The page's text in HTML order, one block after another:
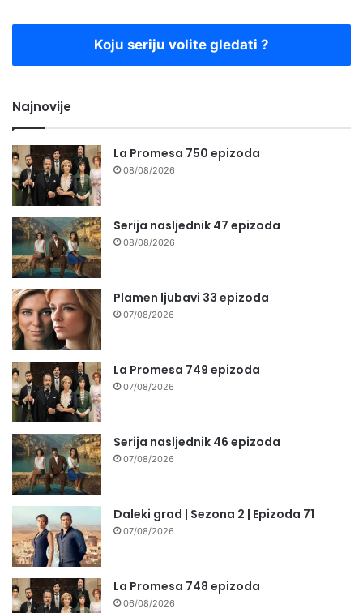
Koju seriju volite gledati ?
Najnovije
La Promesa 750 epizoda
08/08/2026
Serija nasljednik 47 epizoda
08/08/2026
Plamen ljubavi 33 epizoda
07/08/2026
La Promesa 749 epizoda
07/08/2026
Serija nasljednik 46 epizoda
07/08/2026
Daleki grad | Sezona 2 | Epizoda 71
07/08/2026
La Promesa 748 epizoda
06/08/2026